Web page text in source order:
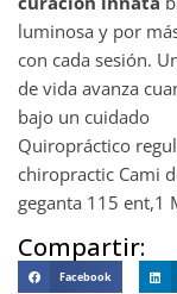
luminosa y por
con cada sesión.
de vida avanza
bajo un cuidado
Quiropráctico
chiropractic Cami
geganta 115 ent,1
Compartir:
Facebook